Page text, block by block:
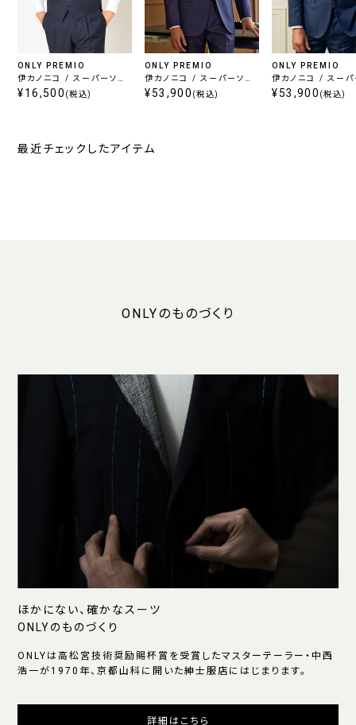
ONLY PREMIO
伊カノニコ / スーパーソニ
ック ベスト ネイビー ツイ
¥16,500 (税込)
ONLY PREMIO
伊カノニコ / スーパーソニ
ック ライトブルー ツイル
¥53,900 (税込)
ONLY PREMIO
伊カノニコ / スーパ
ック ブルー ツイル
¥53,900 (税込)
最近チェックしたアイテム
ONLYのものづくり
ほかにない、確かなスーツ
ONLYのものづくり
ONLYは高松宮技術奨励賜杯賞を受賞したマスターテーラー・中西
浩一が1970年、京都山科に開いた紳士服店にはじまります。
詳細はこちら